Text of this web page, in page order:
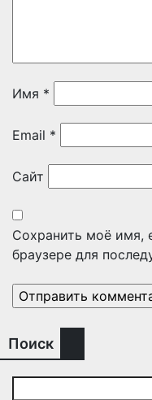
Имя *
Email *
Сайт
Сохранить моё имя,
браузере для
Поиск